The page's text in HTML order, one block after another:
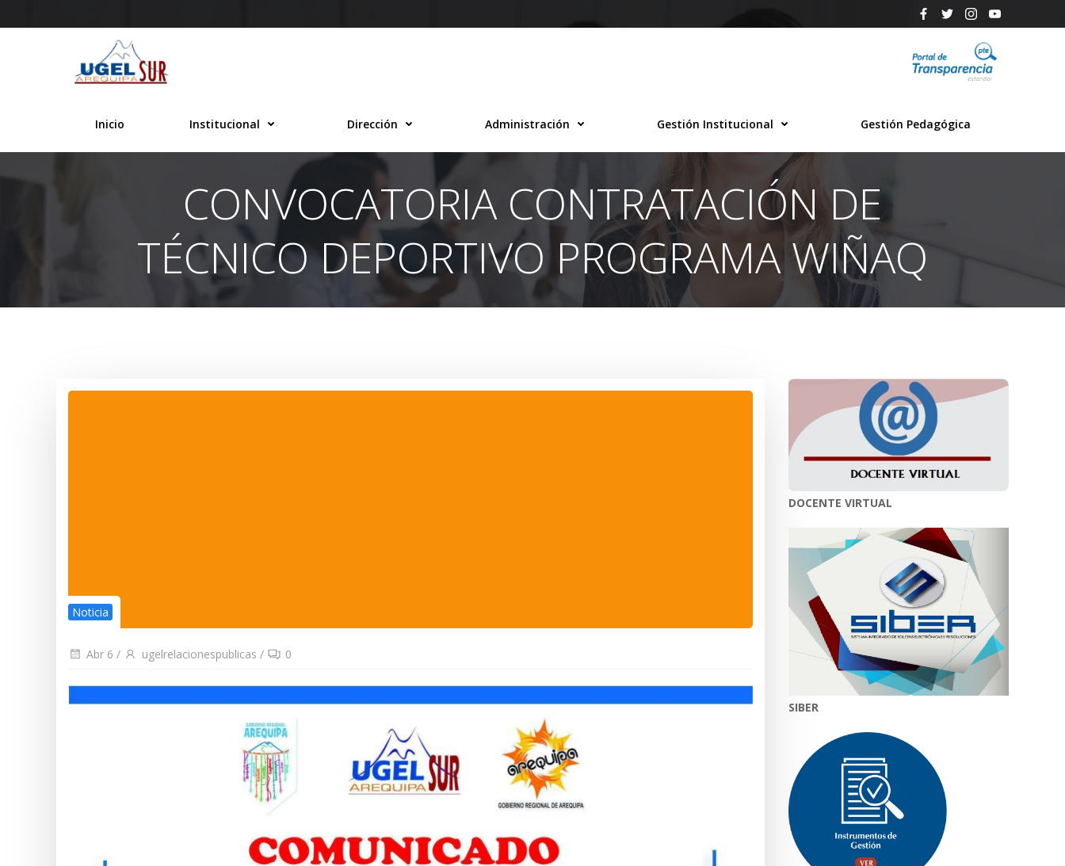
al
Inicio Institucional Dirección Administración Gestión Institucional Gestión Pedagógica
CONVOCATORIA CONTRATACIÓN DE
TÉCNICO DEPORTIVO PROGRAMA WIÑAQ
Noticia
Abr 6 / ugelrelacionespublicas / 0
DOCENTE VIRTUAL
SIBER